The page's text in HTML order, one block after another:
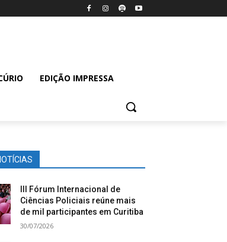
EDIÇÃO IMPRESSA
III Fórum Internacional de
Ciências Policiais reúne mais
de mil participantes em Curitiba
30/07/2026